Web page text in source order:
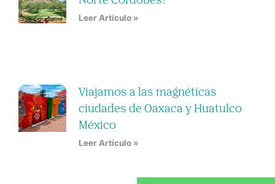
Leer Artículo »
Viajamos a las magnéticas
ciudades de Oaxaca y Huatulco
México
Leer Artículo »